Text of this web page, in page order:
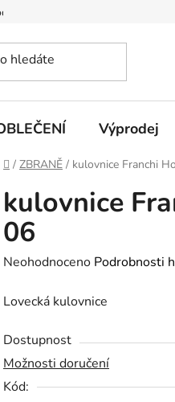
Výprodej
Domů
/ ZBRANĚ / kulovnice Franchi
kulovnice
06
Průměrné
produktu
0,0
z
5
Neohodnoceno Podrobnosti
Lovecká kulovnice
Dostupnost
Možnosti doručení
Kód: